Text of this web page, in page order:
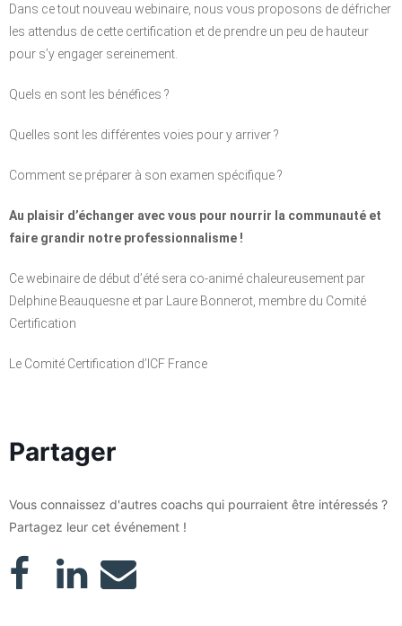
Dans ce tout nouveau webinaire, nous vous proposons de défricher
les attendus de cette certification et de prendre un peu de hauteur
pour s’y engager sereinement.
Quels en sont les bénéfices ?
Quelles sont les différentes voies pour y arriver ?
Comment se préparer à son examen spécifique ?
Au plaisir d’échanger avec vous pour nourrir la communauté et
faire grandir notre professionnalisme !
Ce webinaire de début d’été sera co-animé chaleureusement par
Delphine Beauquesne et par Laure Bonnerot, membre du Comité
Certification
Le Comité Certification d’ICF France
Partager
Vous connaissez d'autres coachs qui pourraient être intéressés ?
Partagez leur cet événement !